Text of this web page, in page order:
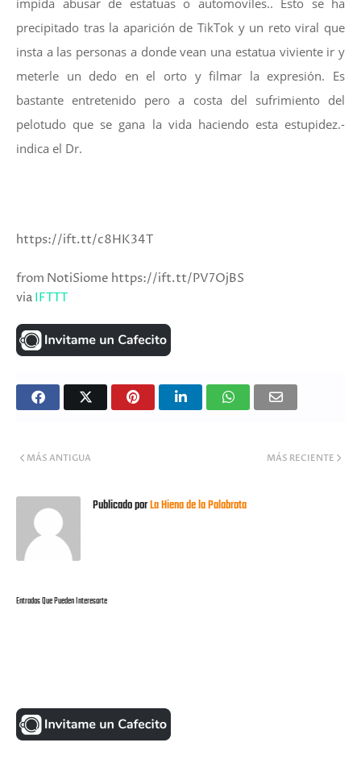
impida abusar de estatuas o automoviles.. Esto se ha
precipitado tras la aparición de TikTok y un reto viral que
insta a las personas a donde vean una estatua viviente ir y
meterle un dedo en el orto y filmar la expresión. Es
bastante entretenido pero a costa del sufrimiento del
pelotudo que se gana la vida haciendo esta estupidez.-
indica el Dr.
https://ift.tt/c8HK34T
from NotiSiome https://ift.tt/PV7OjBS
viaIFTTT
MÁS RECIENTE
MÁS ANTIGUA
Publicado porLa Hiena de la Palabrota
Entradas Que Pueden Interesarte